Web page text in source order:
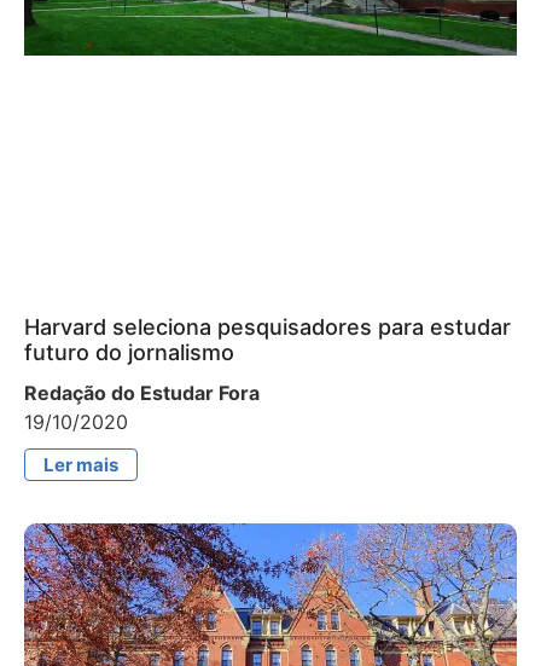
Harvard seleciona pesquisadores para estudar
futuro do jornalismo
Redação do Estudar Fora
19/10/2020
Ler mais